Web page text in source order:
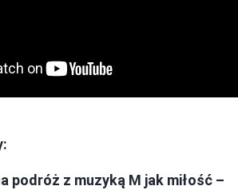
podróż z muzyką M jak miłość –